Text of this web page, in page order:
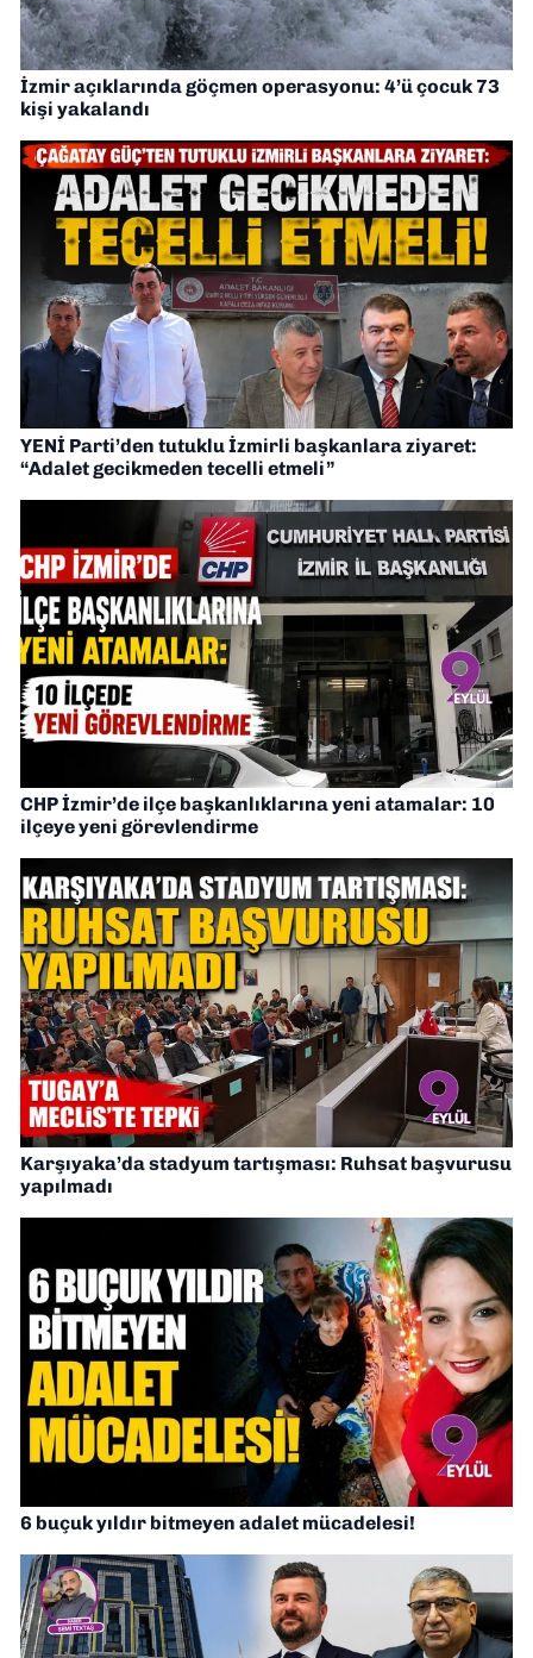
İzmir açıklarında göçmen operasyonu: 4’ü çocuk 73
kişi yakalandı
YENİ Parti’den tutuklu İzmirli başkanlara ziyaret:
“Adalet gecikmeden tecelli etmeli”
CHP İzmir’de ilçe başkanlıklarına yeni atamalar: 10
ilçeye yeni görevlendirme
Karşıyaka’da stadyum tartışması: Ruhsat başvurusu
yapılmadı
6 buçuk yıldır bitmeyen adalet mücadelesi!